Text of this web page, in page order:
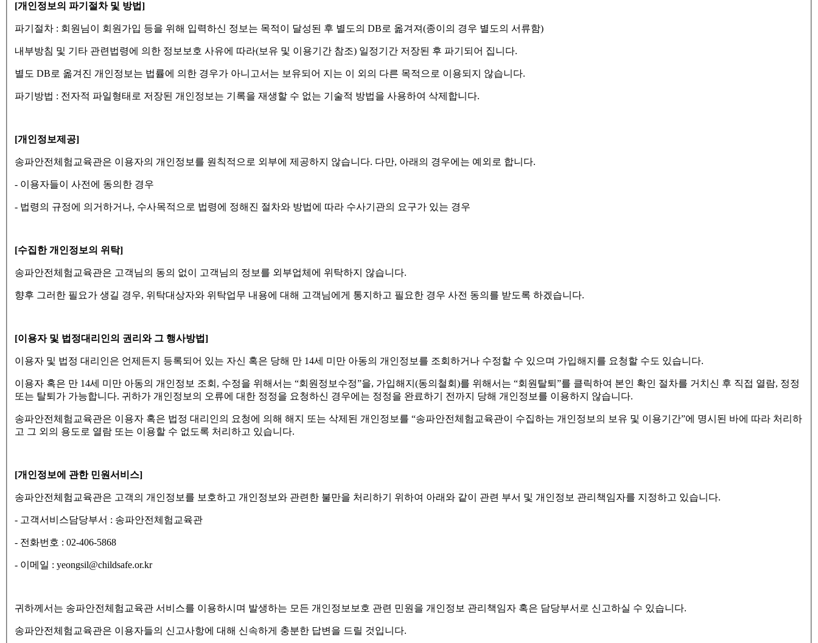
[개인정보의 파기절차 및 방법]
파기절차 : 회원님이 회원가입 등을 위해 입력하신 정보는 목적이 달성된 후 별도의 DB로 옮겨져(종이의 경우 별도의 서류함)
내부방침 및 기타 관련법령에 의한 정보보호 사유에 따라(보유 및 이용기간 참조) 일정기간 저장된 후 파기되어 집니다.
별도 DB로 옮겨진 개인정보는 법률에 의한 경우가 아니고서는 보유되어 지는 이 외의 다른 목적으로 이용되지 않습니다.
파기방법 : 전자적 파일형태로 저장된 개인정보는 기록을 재생할 수 없는 기술적 방법을 사용하여 삭제합니다.
[개인정보제공]
송파안전체험교육관은 이용자의 개인정보를 원칙적으로 외부에 제공하지 않습니다. 다만, 아래의 경우에는 예외로 합니다.
- 이용자들이 사전에 동의한 경우
- 법령의 규정에 의거하거나, 수사목적으로 법령에 정해진 절차와 방법에 따라 수사기관의 요구가 있는 경우
[수집한 개인정보의 위탁]
송파안전체험교육관은 고객님의 동의 없이 고객님의 정보를 외부업체에 위탁하지 않습니다.
향후 그러한 필요가 생길 경우, 위탁대상자와 위탁업무 내용에 대해 고객님에게 통지하고 필요한 경우 사전 동의를 받도록 하겠습니다.
[이용자 및 법정대리인의 권리와 그 행사방법]
이용자 및 법정 대리인은 언제든지 등록되어 있는 자신 혹은 당해 만 14세 미만 아동의 개인정보를 조회하거나 수정할 수 있으며 가입해지를 요청할 수도 있습니다.
이용자 혹은 만 14세 미만 아동의 개인정보 조회, 수정을 위해서는 “회원정보수정”을, 가입해지(동의철회)를 위해서는 “회원탈퇴”를 클릭하여 본인 확인 절차를 거치신 후 직접 열람, 정정
또는 탈퇴가 가능합니다. 귀하가 개인정보의 오류에 대한 정정을 요청하신 경우에는 정정을 완료하기 전까지 당해 개인정보를 이용하지 않습니다.
송파안전체험교육관은 이용자 혹은 법정 대리인의 요청에 의해 해지 또는 삭제된 개인정보를 “송파안전체험교육관이 수집하는 개인정보의 보유 및 이용기간”에 명시된 바에 따라 처리하
고 그 외의 용도로 열람 또는 이용할 수 없도록 처리하고 있습니다.
[개인정보에 관한 민원서비스]
송파안전체험교육관은 고객의 개인정보를 보호하고 개인정보와 관련한 불만을 처리하기 위하여 아래와 같이 관련 부서 및 개인정보 관리책임자를 지정하고 있습니다.
- 고객서비스담당부서 : 송파안전체험교육관
- 전화번호 : 02-406-5868
- 이메일 : yeongsil@childsafe.or.kr
귀하께서는 송파안전체험교육관 서비스를 이용하시며 발생하는 모든 개인정보보호 관련 민원을 개인정보 관리책임자 혹은 담당부서로 신고하실 수 있습니다.
송파안전체험교육관은 이용자들의 신고사항에 대해 신속하게 충분한 답변을 드릴 것입니다.